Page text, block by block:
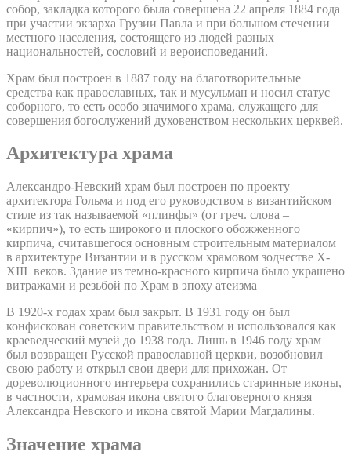
собор, закладка которого была совершена 22 апреля 1884 года
при участии экзарха Грузии Павла и при большом стечении
местного населения, состоящего из людей разных
национальностей, сословий и вероисповеданий.
Храм был построен в 1887 году на благотворительные
средства как православных, так и мусульман и носил статус
соборного, то есть особо значимого храма, служащего для
совершения богослужений духовенством нескольких церквей.
Архитектура храма
Александро-Невский храм был построен по проекту
архитектора Гольма и под его руководством в византийском
стиле из так называемой «плинфы» (от греч. слова –
«кирпич»), то есть широкого и плоского обожженного
кирпича, считавшегося основным строительным материалом
в архитектуре Византии и в русском храмовом зодчестве X-
XIII веков. Здание из темно-красного кирпича было украшено
витражами и резьбой по Храм в эпоху атеизма
В 1920-х годах храм был закрыт. В 1931 году он был
конфискован советским правительством и использовался как
краеведческий музей до 1938 года. Лишь в 1946 году храм
был возвращен Русской православной церкви, возобновил
свою работу и открыл свои двери для прихожан. От
дореволюционного интерьера сохранились старинные иконы,
в частности, храмовая икона святого благоверного князя
Александра Невского и икона святой Марии Магдалины.
Значение храма